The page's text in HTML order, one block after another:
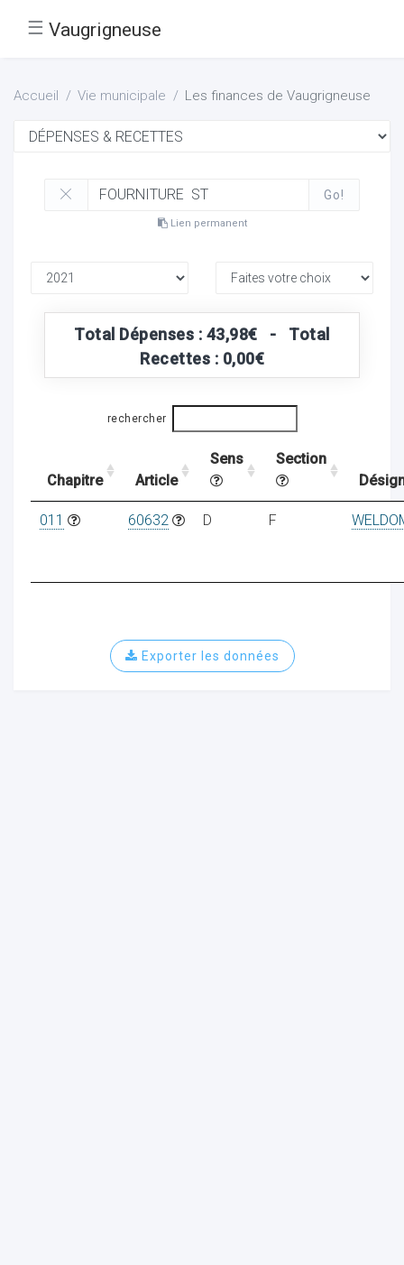
☰ Vaugrigneuse
Accueil Vie municipale Les finances de Vaugrigneuse
Go!
Lien permanent
Total Dépenses : 43,98€ - Total
Recettes : 0,00€
rechercher
Chapitre Article
Sens
Section
011 60632 D F
Exporter les données